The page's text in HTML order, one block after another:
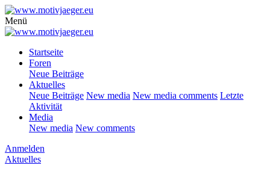
Menü
Startseite
Foren
Neue Beiträge
Aktuelles
Neue Beiträge New media New media comments Letzte
Aktivität
Media
New media New comments
Anmelden
Aktuelles